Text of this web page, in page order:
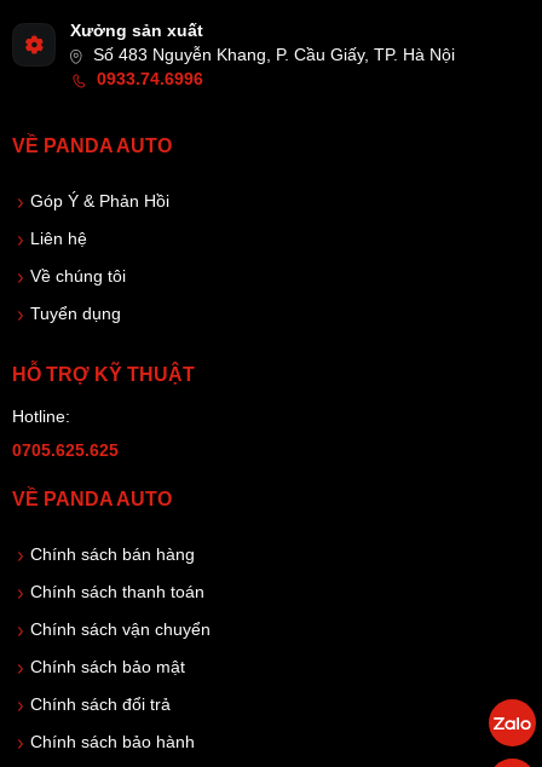
Xưởng sản xuất
Số 483 Nguyễn Khang, P. Cầu Giấy, TP. Hà Nội
0933.74.6996
VỀ PANDA AUTO
Góp Ý & Phản Hồi
Liên hệ
Về chúng tôi
Tuyển dụng
HỖ TRỢ KỸ THUẬT
Hotline:
0705.625.625
VỀ PANDA AUTO
Chính sách bán hàng
Chính sách thanh toán
Chính sách vận chuyển
Chính sách bảo mật
Chính sách đổi trả
Chính sách bảo hành